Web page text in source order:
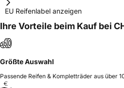
EU Reifenlabel anzeigen
Ihre Vorteile beim Kauf bei
Größte Auswahl
Passende Reifen & Kompletträder aus über